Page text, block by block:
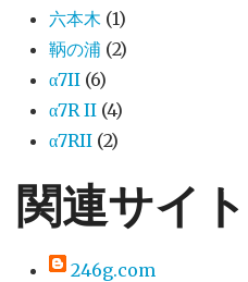
六本木 (1)
鞆の浦 (2)
α7II (6)
α7R II (4)
α7RII (2)
関連サイト
246g.com